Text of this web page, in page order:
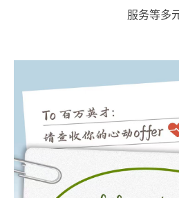
服务等多